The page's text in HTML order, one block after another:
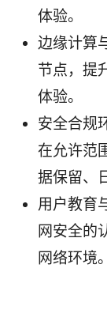
体验。
边缘计算
节点，提
体验。
安全合规
在允许范
据保留、
用户教育
网安全的
网络环境。